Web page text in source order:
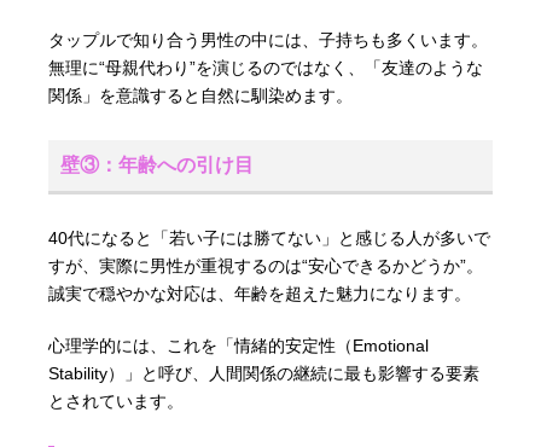
タップルで知り合う男性の中には、子持ちも多くいます。
無理に“母親代わり”を演じるのではなく、「友達のような
関係」を意識すると自然に馴染めます。
壁③：年齢への引け目
40代になると「若い子には勝てない」と感じる人が多いで
すが、実際に男性が重視するのは“安心できるかどうか”。
誠実で穏やかな対応は、年齢を超えた魅力になります。
心理学的には、これを「情緒的安定性（Emotional
Stability）」と呼び、人間関係の継続に最も影響する要素
とされています。